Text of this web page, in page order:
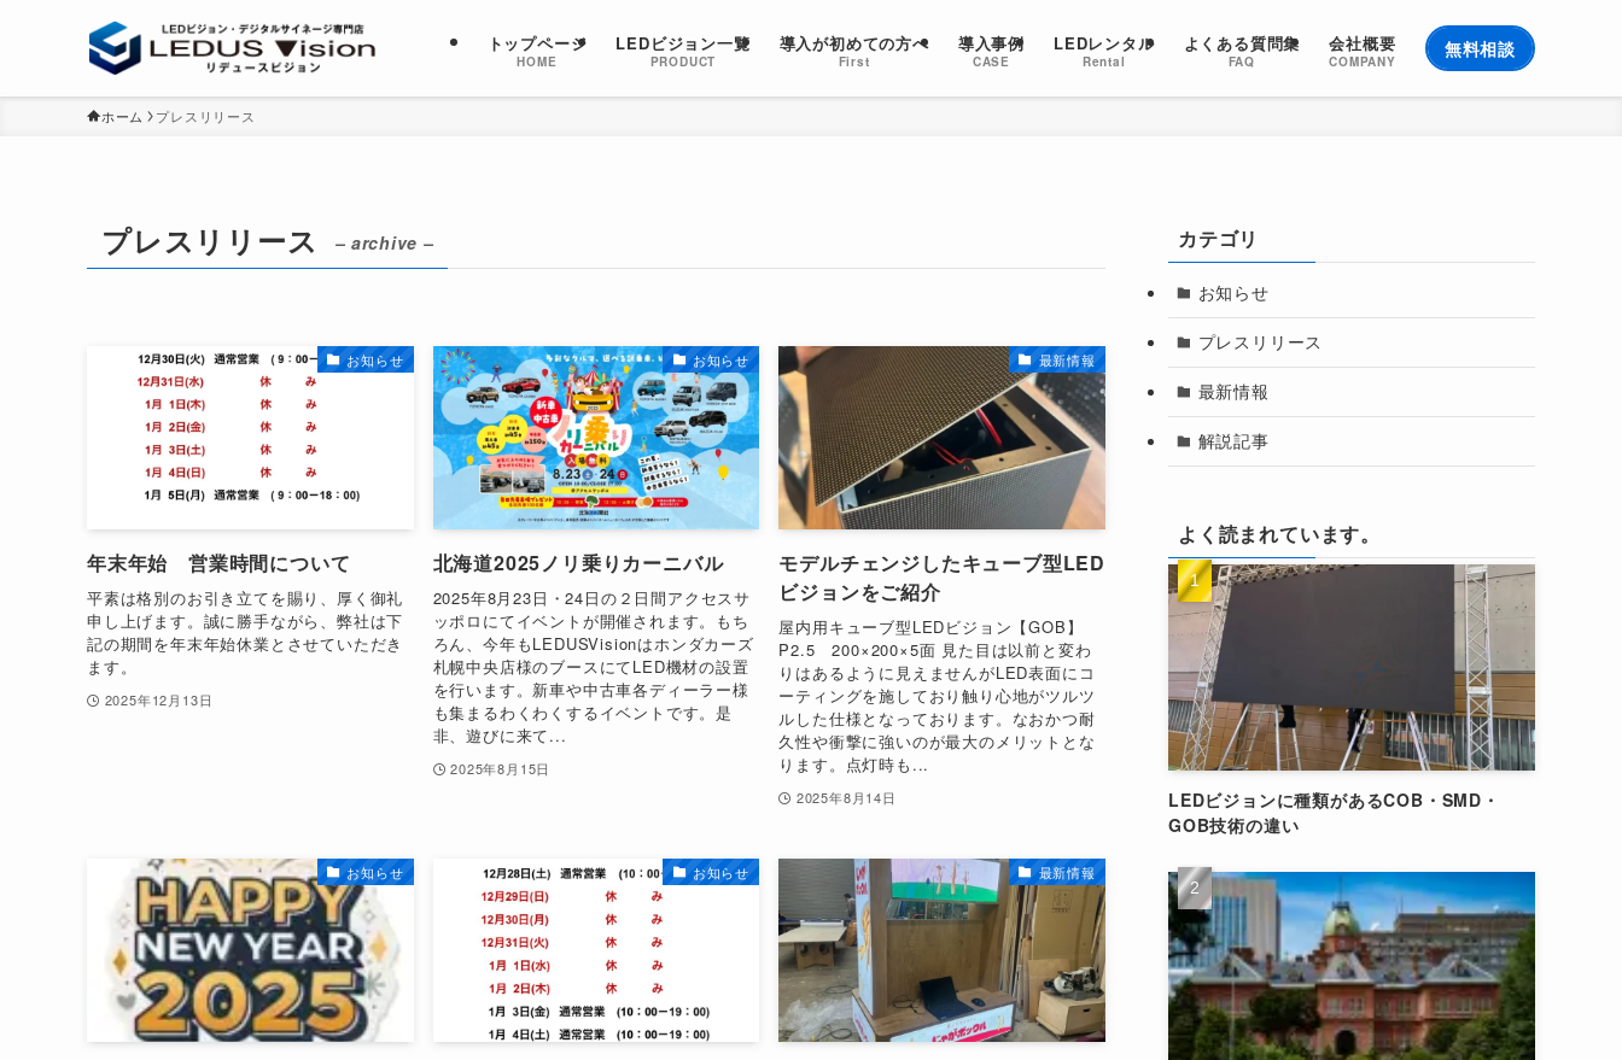
トップページ
HOME
LEDビジョン一覧
PRODUCT
導入が初めての方へ
First
導入事例
CASE
LEDレンタル
Rental
よくある質問集
FAQ
会社概要
COMPANY
無料相談
ホーム プレスリリース
プレスリリース – archive –
お知らせ
年末年始 営業時間について
平素は格別のお引き立てを賜り、厚く御礼
申し上げます。誠に勝手ながら、弊社は下
記の期間を年末年始休業とさせていただき
ます。
2025年12月13日
お知らせ
北海道2025ノリ乗りカーニバル
2025年8月23日・24日の２日間アクセスサ
ッポロにてイベントが開催されます。もち
ろん、今年もLEDUSVisionはホンダカーズ
札幌中央店様のブースにてLED機材の設置
を行います。新車や中古車各ディーラー様
も集まるわくわくするイベントです。是
非、遊びに来て...
2025年8月15日
最新情報
モデルチェンジしたキューブ型LED
ビジョンをご紹介
屋内用キューブ型LEDビジョン【GOB】
P2.5 200×200×5面 見た目は以前と変わ
りはあるように見えませんがLED表面にコ
ーティングを施しており触り心地がツルツ
ルした仕様となっております。なおかつ耐
久性や衝撃に強いのが最大のメリットとな
ります。点灯時も...
2025年8月14日
お知らせ お知らせ 最新情報
カテゴリ
お知らせ
プレスリリース
最新情報
解説記事
よく読まれています。
LEDビジョンに種類があるCOB・SMD・
GOB技術の違い